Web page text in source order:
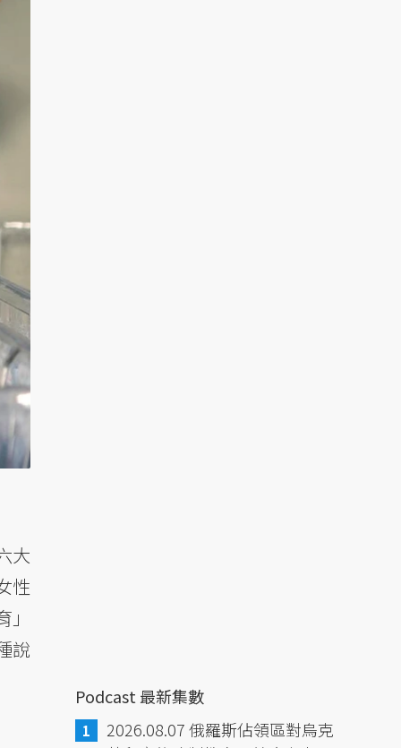
大
性
說
Podcast 最新集數
2026.08.07 俄羅斯佔領區對烏克